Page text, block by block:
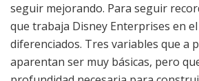
seguir mejorando. Para seguir
que trabaja Disney Enterprises en
diferenciados. Tres variables que a
aparentan ser muy básicas, pero